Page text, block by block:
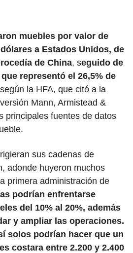
muebles por valor de
a Estados Unidos, de
de China, seguido de
representó el 26,5% de
según la HFA, que citó a la
Mann, Armistead &
principales fuentes de datos
sus cadenas de
adonde huyeron muchos
primera administración de
podrían enfrentarse
del 10% al 20%, además
y ampliar las operaciones.
solos podrían hacer que un
costara entre 2.200 y 2.400